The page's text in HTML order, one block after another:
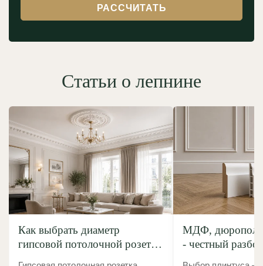
РАССЧИТАТЬ
Статьи о лепнине
Как выбрать диаметр
гипсовой потолочной розетки
МДФ,
- честный